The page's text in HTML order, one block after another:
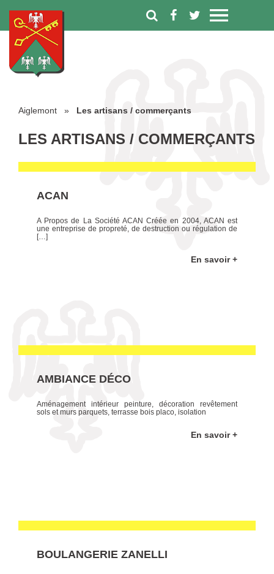
Aiglemont » Les artisans / commerçants
LES ARTISANS / COMMERÇANTS
ACAN
A Propos de La Société ACAN Créée en 2004, ACAN est
une entreprise de propreté, de destruction ou régulation de
[…]
En savoir +
AMBIANCE DÉCO
Aménagement intérieur peinture, décoration revêtement
sols et murs parquets, terrasse bois placo, isolation
En savoir +
BOULANGERIE ZANELLI